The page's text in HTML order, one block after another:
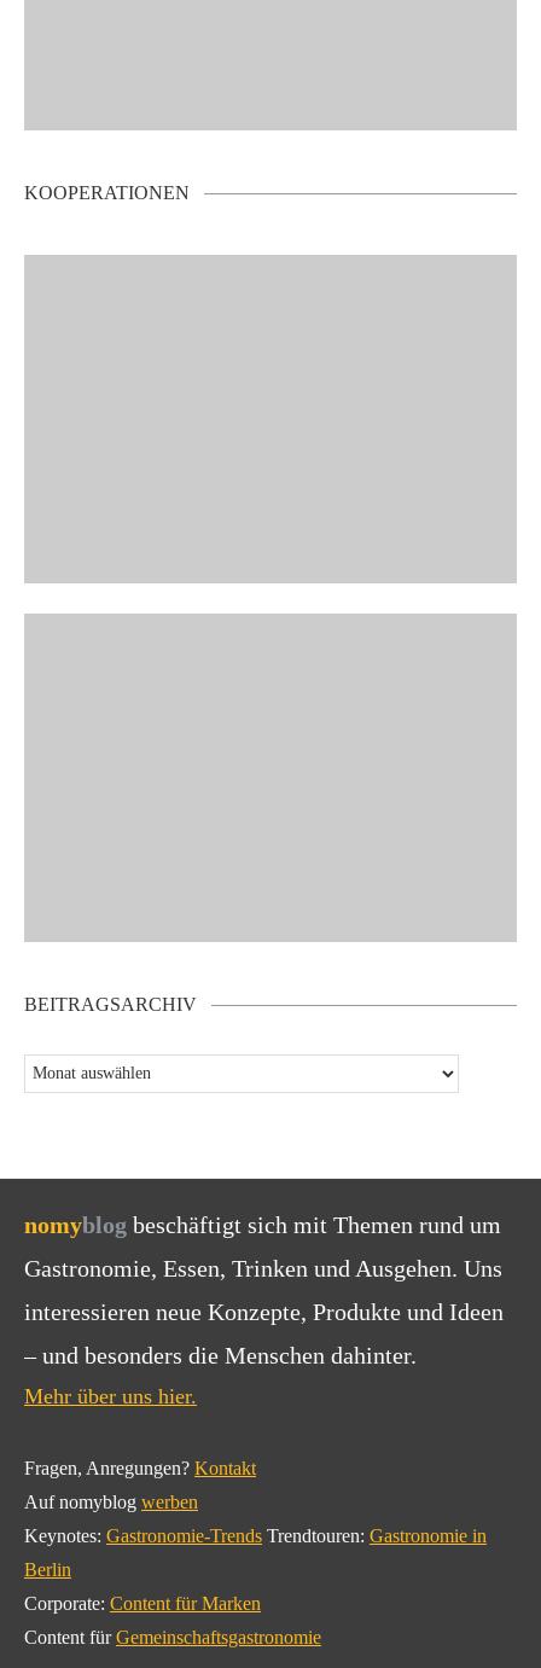
KOOPERATIONEN
BEITRAGSARCHIV
nomyblog beschäftigt sich mit Themen rund um
Gastronomie, Essen, Trinken und Ausgehen. Uns
interessieren neue Konzepte, Produkte und Ideen
– und besonders die Menschen dahinter.
Mehr über uns hier.
Fragen, Anregungen? Kontakt
Auf nomyblog werben
Keynotes: Gastronomie-Trends Trendtouren: Gastronomie in
Berlin
Corporate: Content für Marken
Content fürGemeinschaftsgastronomie